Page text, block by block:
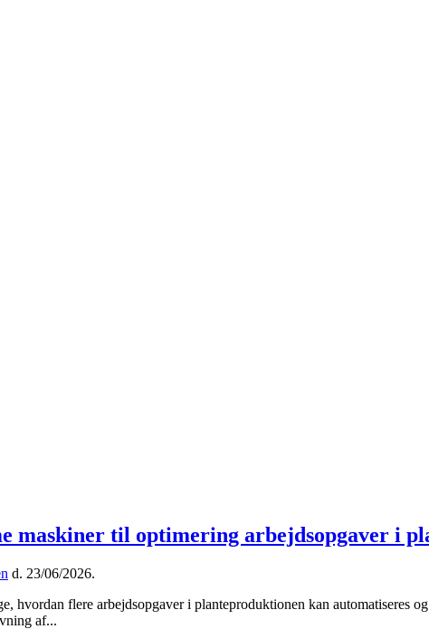
maskiner til optimering arbejdsopgaver i
d. 23/06/2026.
hvordan flere arbejdsopgaver i planteproduktionen kan automatiseres
af...